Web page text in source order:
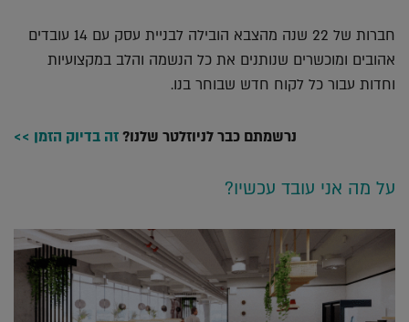
חברות של 22 שנה מהצבא הובילה לבניית עסק עם 14 עובדים
אהובים ומוכשרים שנותנים את כל הנשמה והלב במקצועיות
וחדות עבור כל לקוח חדש שבוחר בנו.
נרשמתם כבר לניוזלטר שלנו?זה בדיוק הזמן >>
על מה אני עובד עכשיו?